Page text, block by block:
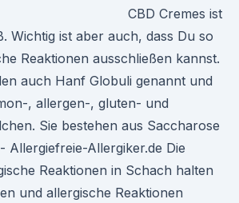
CBD Cremes ist
Wichtig ist aber auch, dass Du so
Reaktionen ausschließen kannst.
auch Hanf Globuli genannt und
, allergen-, gluten- und
Sie bestehen aus Saccharose
Allergiefreie-Allergiker.de Die
Reaktionen in Schach halten
und allergische Reaktionen